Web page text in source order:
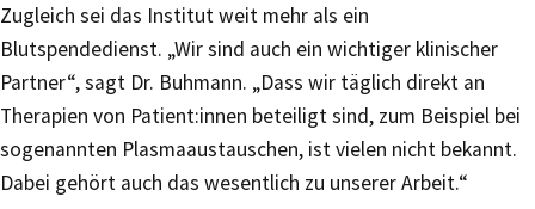
Zugleich sei das Institut weit mehr als ein
Blutspendedienst. „Wir sind auch ein wichtiger klinischer
Partner“, sagt Dr. Buhmann. „Dass wir täglich direkt an
Therapien von Patient:innen beteiligt sind, zum Beispiel bei
sogenannten Plasmaaustauschen, ist vielen nicht bekannt.
Dabei gehört auch das wesentlich zu unserer Arbeit.“